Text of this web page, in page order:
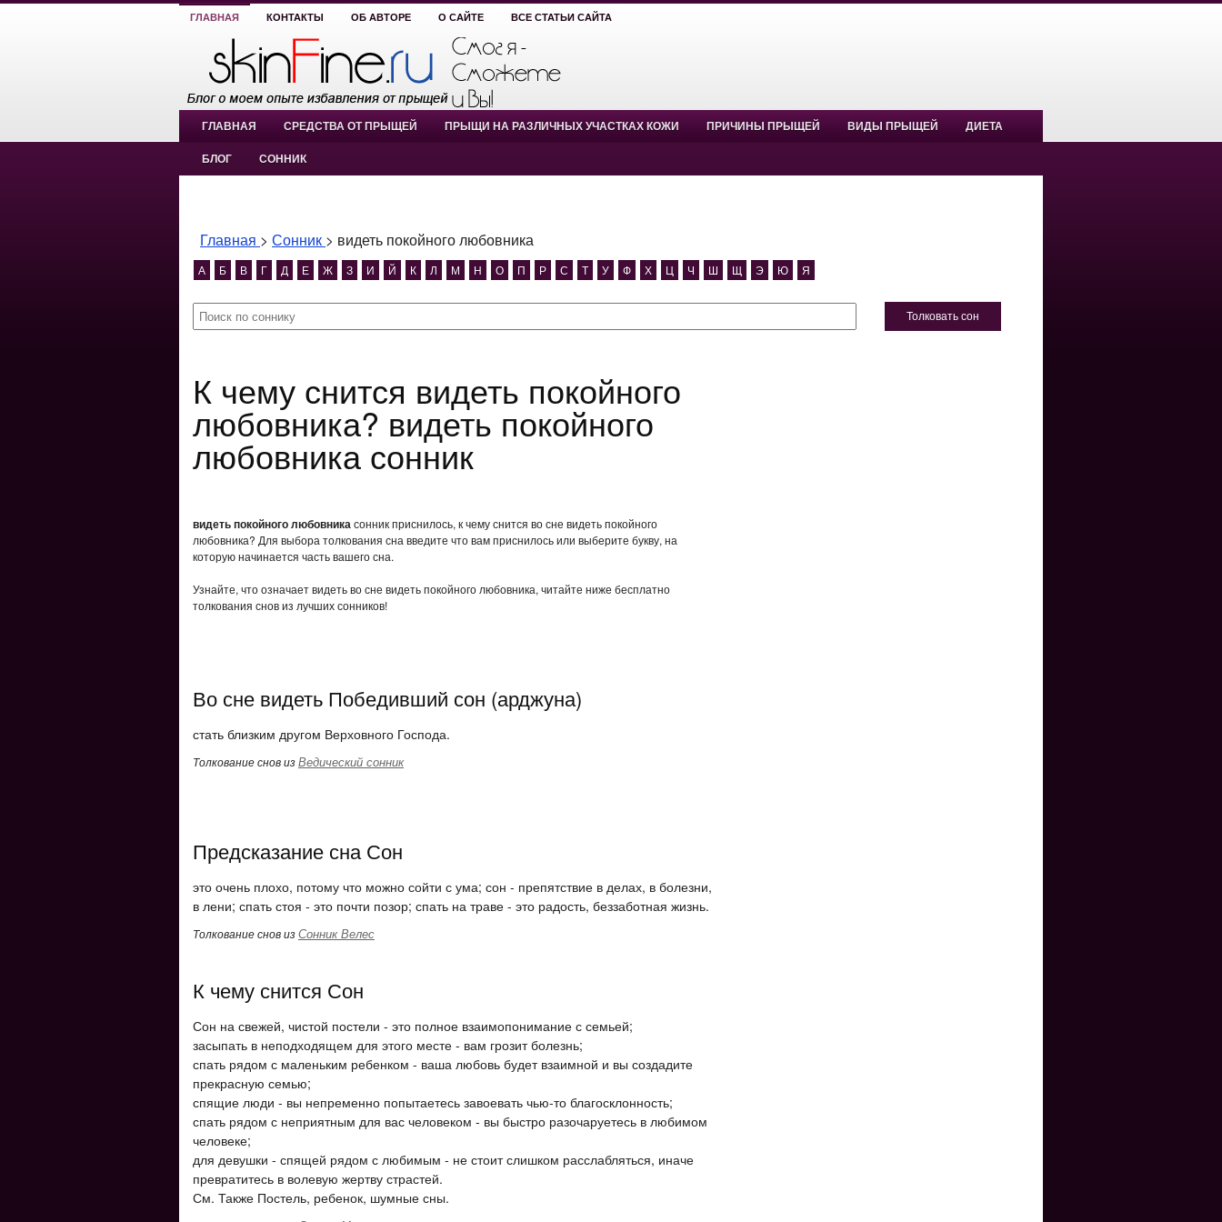
ГЛАВНАЯ КОНТАКТЫ ОБ АВТОРЕ О САЙТЕ ВСЕ СТАТЬИ САЙТА
ГЛАВНАЯ СРЕДСТВА ОТ ПРЫЩЕЙ ПРЫЩИ НА РАЗЛИЧНЫХ УЧАСТКАХ КОЖИ ПРИЧИНЫ ПРЫЩЕЙ ВИДЫ ПРЫЩЕЙ ДИЕТА
БЛОГ СОННИК
Главная > Сонник > видеть покойного любовника
А Б В Г Д Е Ж З И Й К Л М Н О П Р С Т У Ф Х Ц Ч Ш Щ Э Ю Я
Толковать сон
К чему снится видеть покойного
любовника? видеть покойного
любовника сонник
видеть покойного любовникасонник приснилось, к чему снится во сне видеть покойного
любовника? Для выбора толкования сна введите что вам приснилось или выберите букву, на
которую начинается часть вашего сна.
Узнайте, что означает видеть во сне видеть покойного любовника, читайте ниже бесплатно
толкования снов из лучших сонников!
Во сне видеть Победивший сон (арджуна)
стать близким другом Верховного Господа.
Толкование снов изВедический сонник
Предсказание сна Сон
это очень плохо, потому что можно сойти с ума; сон - препятствие в делах, в болезни,
в лени; спать стоя - это почти позор; спать на траве - это радость, беззаботная жизнь.
Толкование снов изСонник Велес
К чему снится Сон
Сон на свежей, чистой постели - это полное взаимопонимание с семьей;
засыпать в неподходящем для этого месте - вам грозит болезнь;
спать рядом с маленьким ребенком - ваша любовь будет взаимной и вы создадите
прекрасную семью;
спящие люди - вы непременно попытаетесь завоевать чью-то благосклонность;
спать рядом с неприятным для вас человеком - вы быстро разочаруетесь в любимом
человеке;
для девушки - спящей рядом с любимым - не стоит слишком расслабляться, иначе
превратитесь в волевую жертву страстей.
См. Также Постель, ребенок, шумные сны.